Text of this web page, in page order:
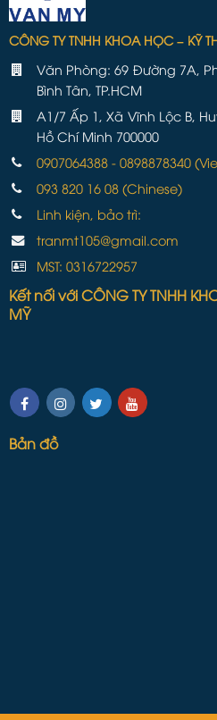
CÔNG TY TNHH KHOA HỌC – KỸ
Văn Phòng: 69 Đường 7A,
Bình Tân, TP.HCM
A1/7 Ấp 1, Xã Vĩnh Lộc B,
Hồ Chí Minh 700000
0907064388 - 0898878340
093 820 16 08 (Chinese)
Linh kiện, bảo trì:
tranmt105@gmail.com
MST: 0316722957
Kết nối với CÔNG TY TNHH
MỸ
Bản đồ